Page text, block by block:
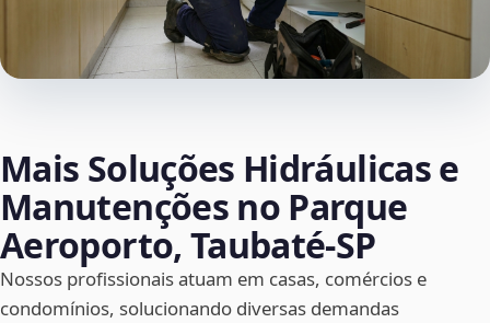
Mais Soluções Hidráulicas e
Manutenções no Parque
Aeroporto, Taubaté‑SP
Nossos profissionais atuam em casas, comércios e
condomínios, solucionando diversas demandas